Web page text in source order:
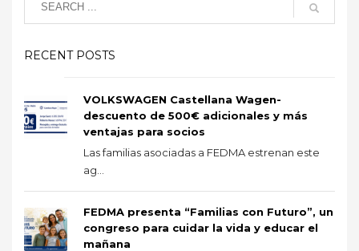
RECENT POSTS
VOLKSWAGEN Castellana Wagen-
descuento de 500€ adicionales y más
ventajas para socios
Las familias asociadas a FEDMA estrenan este
ag...
FEDMA presenta “Familias con Futuro”, un
congreso para cuidar la vida y educar el
mañana